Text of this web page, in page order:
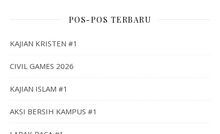
POS-POS TERBARU
KAJIAN KRISTEN #1
CIVIL GAMES 2026
KAJIAN ISLAM #1
AKSI BERSIH KAMPUS #1